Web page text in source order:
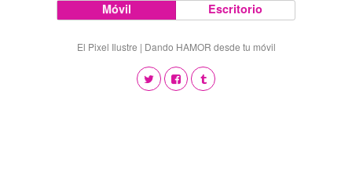
Móvil Escritorio
El Pixel Ilustre | Dando HAMOR desde tu móvil